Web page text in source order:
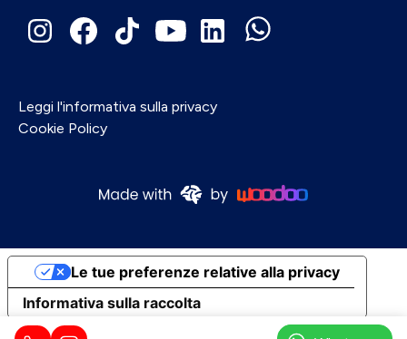
Leggi l'informativa sulla privacy
Cookie Policy
Informativa sulla raccolta
Le tue preferenze relative alla privacy